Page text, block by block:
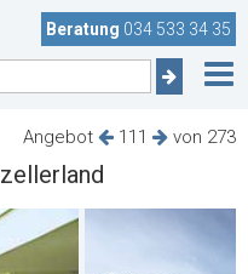
Beratung 034 533 34 35
Angebot 111 von 273